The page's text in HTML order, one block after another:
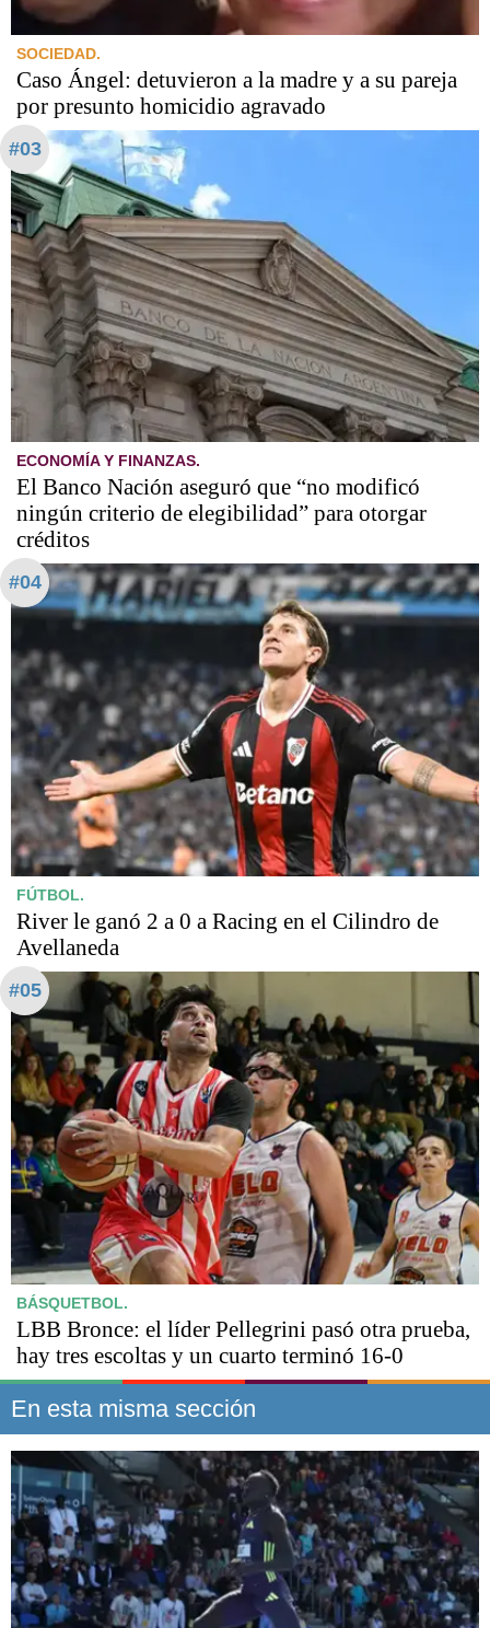
SOCIEDAD.
Caso Ángel: detuvieron a la madre y a su pareja
por presunto homicidio agravado
#03
ECONOMÍA Y FINANZAS.
El Banco Nación aseguró que “no modificó
ningún criterio de elegibilidad” para otorgar
créditos
#04
FÚTBOL.
River le ganó 2 a 0 a Racing en el Cilindro de
Avellaneda
#05
BÁSQUETBOL.
LBB Bronce: el líder Pellegrini pasó otra prueba,
hay tres escoltas y un cuarto terminó 16-0
En esta misma sección